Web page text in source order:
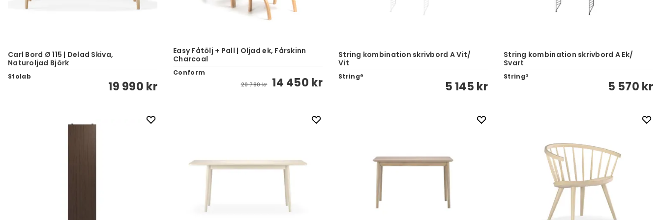
Carl Bord Ø 115 | Delad Skiva,
Naturoljad Björk
Stolab
19 990 kr
Easy Fåtölj + Pall | Oljad ek, Fårskinn
Charcoal
Conform
20 780 kr 14 450 kr
String kombination skrivbord A Vit/
Vit
String®
5 145 kr
String kombination skrivbord A Ek/
Svart
String®
5 570 kr